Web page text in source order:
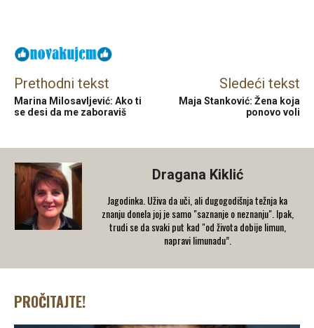
Prethodni tekst
Marina Milosavljević: Ako ti
se desi da me zaboraviš
Sledeći tekst
Maja Stanković: Žena koja
ponovo voli
Dragana Kiklić
Jagodinka. Uživa da uči, ali dugogodišnja težnja ka
znanju donela joj je samo "saznanje o neznanju". Ipak,
trudi se da svaki put kad "od života dobije limun,
napravi limunadu”.
PROČITAJTE!